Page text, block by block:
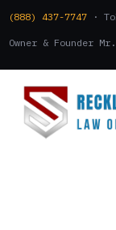
(888) 437-7747 ·
Owner & Founder